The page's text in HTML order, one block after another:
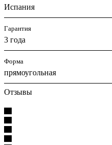
Испания
Гарантия
3 года
Форма
прямоугольная
Отзывы